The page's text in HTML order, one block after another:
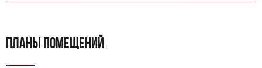
ПЛАНЫ ПОМЕЩЕНИЙ